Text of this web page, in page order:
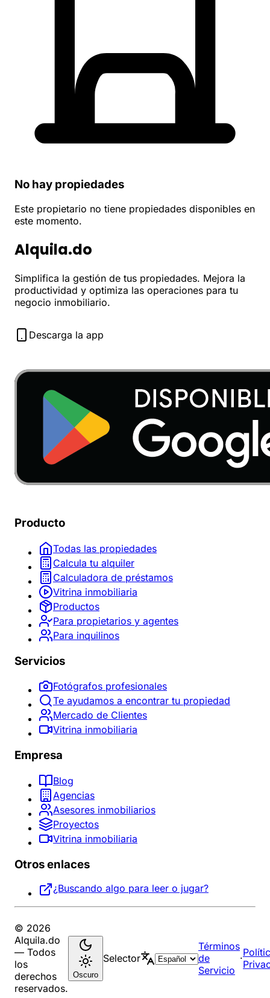
No hay propiedades
Este propietario no tiene propiedades disponibles en
este momento.
Alquila.do
Simplifica la gestión de tus propiedades. Mejora la
productividad y optimiza las operaciones para tu
negocio inmobiliario.
Descarga la app
Producto
Todas las propiedades
Calcula tu alquiler
Calculadora de préstamos
Vitrina inmobiliaria
Productos
Para propietarios y agentes
Para inquilinos
Servicios
Fotógrafos profesionales
Te ayudamos a encontrar tu propiedad
Mercado de Clientes
Vitrina inmobiliaria
Empresa
Blog
Agencias
Asesores inmobiliarios
Proyectos
Vitrina inmobiliaria
Otros enlaces
¿Buscando algo para leer o jugar?
© 2026
Alquila.do
— Todos
los
derechos
reservados.
Oscuro
Selector
Términos
de
Servicio
·